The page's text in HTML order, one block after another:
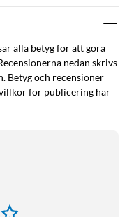
för driften av denna
säkerhets- och
14 Plus, iPhone 14
13, iPhone 13 Mini
alla betyg för att göra
nedan skrivs
Betyg och recensioner
villkor för publicering här